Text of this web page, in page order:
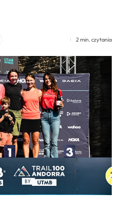
2 min. czytania